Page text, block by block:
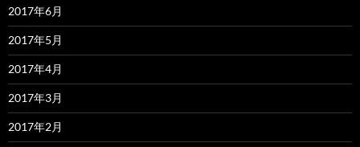
2017年6月
2017年5月
2017年4月
2017年3月
2017年2月